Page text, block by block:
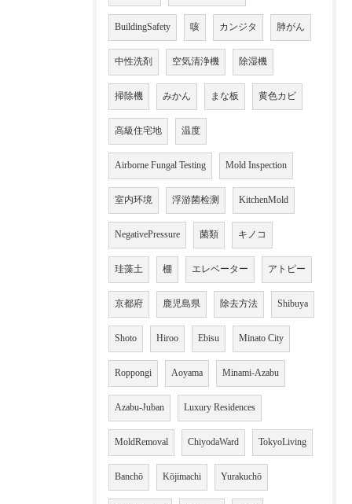
BuildingSafety 咳 カンジタ 肺がん
中性洗剤 空気清浄機 除湿機
掃除機 みかん まな板 黄色カビ
高級住宅地 温度
Airborne Fungal Testing Mold Inspection
室内环境 浮游菌检测 KitchenMold
NegativePressure 菌類 キノコ
珪藻土 棚 エレベーター アトピー
京都府 鹿児島県 除去方法 Shibuya
Shoto Hiroo Ebisu Minato City
Roppongi Aoyama Minami-Azabu
Azabu-Juban Luxury Residences
MoldRemoval ChiyodaWard TokyoLiving
Banchō Kōjimachi Yurakuchō